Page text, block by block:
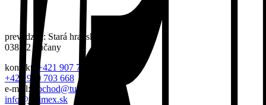
prevádzka: Stará hradská, 431
038 52 Sučany
kontakt:
+421 907 703 681
+421 910 703 668
e-mail:
obchod@turimex.sk
info@turimex.sk